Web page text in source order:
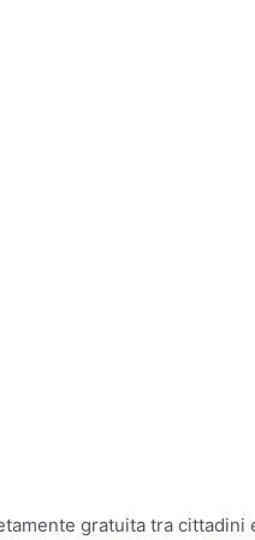
gratuita tra cittadini